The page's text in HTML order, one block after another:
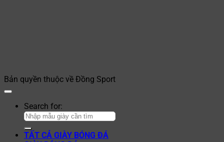
Bản quyền thuộc về Đồng Sport
Search for:
TẤT CẢ GIÀY BÓNG ĐÁ